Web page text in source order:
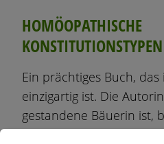
HOMÖOPATHISCHE
Ein prächtiges Buch,
einzigartig ist. Die
gestandene Bäuerin ist,
wichtigsten